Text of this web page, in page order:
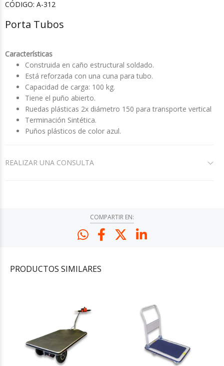
CÓDIGO: A-312
Porta Tubos
Características
Construida en caño estructural soldado.
Está reforzada con una cuna para tubo.
Capacidad de carga: 100 kg.
Tiene el puño abierto.
Ruedas plásticas 2x diámetro 150 para transporte vertical
Terminación Sintética.
Puños plásticos de color azul.
REALIZAR UNA CONSULTA
COMPARTIR EN:
PRODUCTOS SIMILARES